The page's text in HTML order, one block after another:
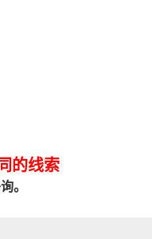
的线索
。